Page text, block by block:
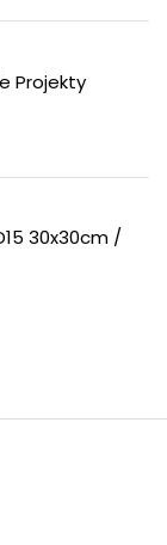
Projekty
30x30cm /